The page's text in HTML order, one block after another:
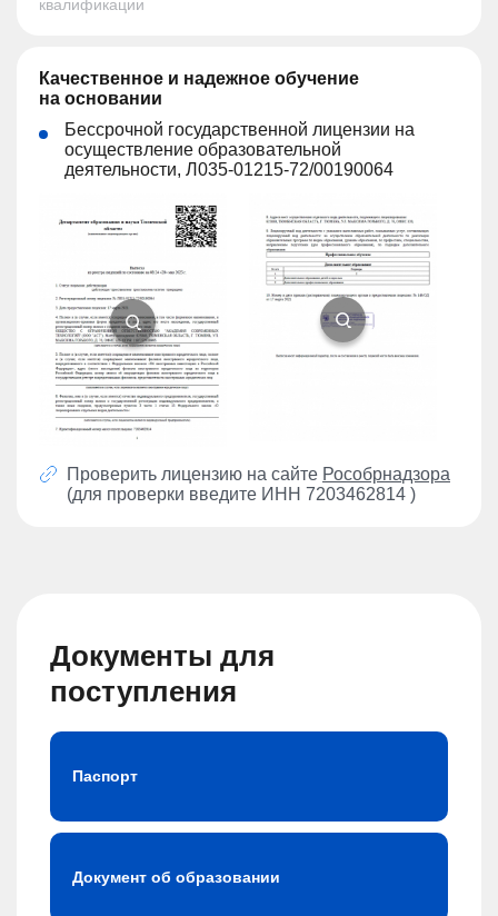
квалификации
Качественное и надежное обучение
на основании
Бессрочной государственной лицензии на
осуществление образовательной
деятельности, Л035-01215-72/00190064
Проверить лицензию на сайте Рособрнадзора
(для проверки введите ИНН 7203462814 )
Документы для
поступления
Паспорт
Документ об образовании